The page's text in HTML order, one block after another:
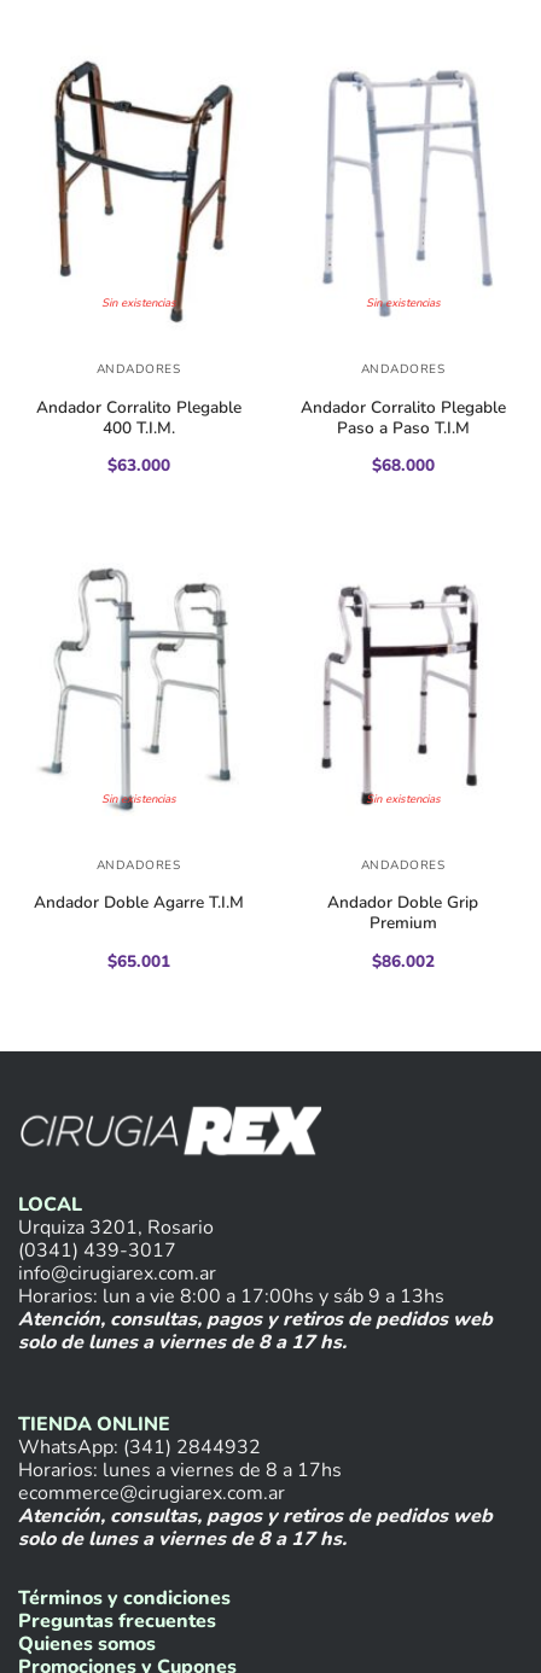
Sin existencias
ANDADORES
Andador Corralito Plegable
400 T.I.M.
$63.000
Sin existencias
ANDADORES
Andador Corralito Plegable
Paso a Paso T.I.M
$68.000
Sin existencias
ANDADORES
Andador Doble Agarre T.I.M
$65.001
Sin existencias
ANDADORES
Andador Doble Grip
Premium
$86.002
LOCAL
Urquiza 3201, Rosario
(0341) 439-3017
info@cirugiarex.com.ar
Horarios: lun a vie 8:00 a 17:00hs y sáb 9 a 13hs
Atención, consultas, pagos y retiros de pedidos web
solo de lunes a viernes de 8 a 17 hs.
TIENDA ONLINE
WhatsApp: (341) 2844932
Horarios: lunes a viernes de 8 a 17hs
ecommerce@cirugiarex.com.ar
Atención, consultas, pagos y retiros de pedidos web
solo de lunes a viernes de 8 a 17 hs.
Términos y condiciones
Preguntas frecuentes
Quienes somos
Promociones y Cupones